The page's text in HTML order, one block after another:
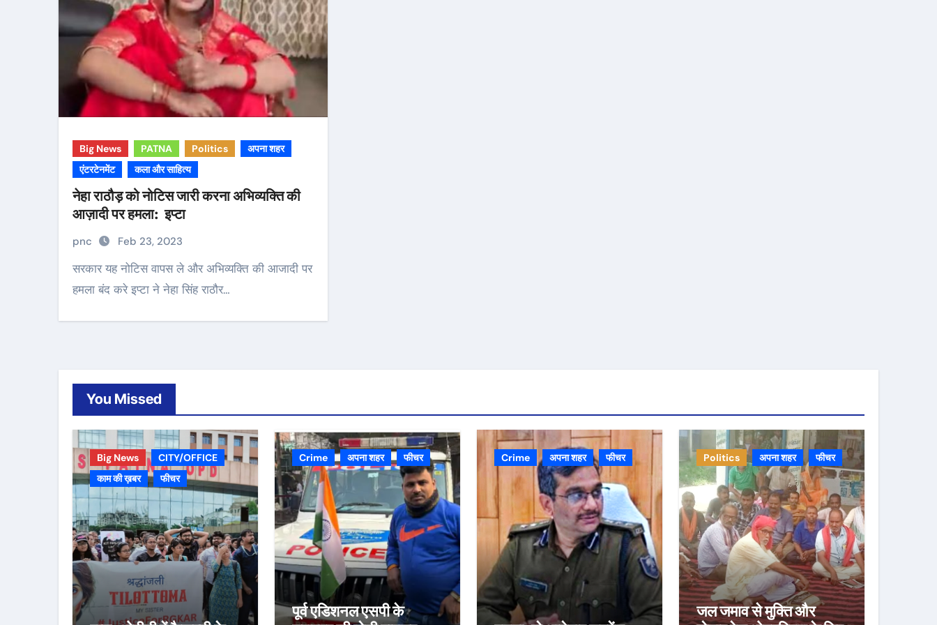
Big News PATNA Politics
अपना शहर
एंटरटेनमेंट
कला और साहित्य
नेहा राठौड़ को नोटिस जारी करना अभिव्यक्ति की
आज़ादी पर हमला: इप्टा
pnc Feb 23, 2023
सरकार यह नोटिस वापस ले और अभिव्यक्ति की आजादी पर
हमला बंद करे इप्टा ने नेहा सिंह राठौर…
You Missed
Big News
CITY/OFFICE
काम की ख़बर
फीचर
Crime अपना शहर फीचर
पूर्व एडिशनल एसपी के
Crime अपना शहर फीचर Politics अपना शहर फीचर
जल जमाव से मुक्ति और